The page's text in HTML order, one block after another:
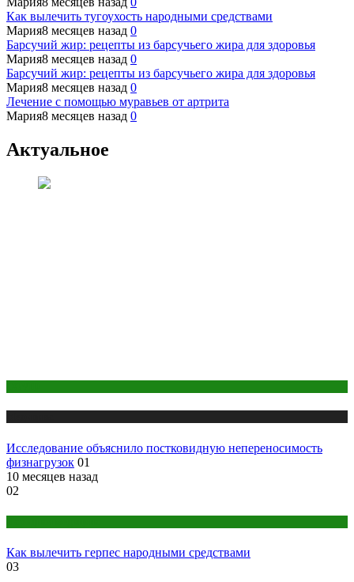
Как вылечить тугоухость народными средствами
Мария8 месяцев назад 0
Барсучий жир: рецепты из барсучьего жира для здоровья
Мария8 месяцев назад 0
Барсучий жир: рецепты из барсучьего жира для здоровья
Мария8 месяцев назад 0
Лечение с помощью муравьев от артрита
Мария8 месяцев назад 0
Актуальное
Исследование объяснило постковидную непереносимость
физнагрузок 01
10 месяцев назад
02
Как вылечить герпес народными средствами
03